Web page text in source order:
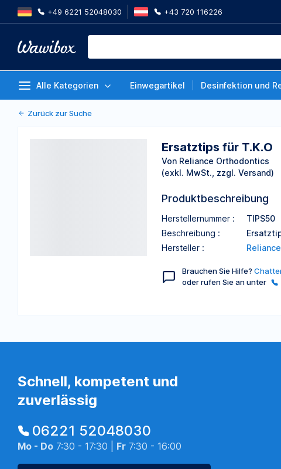
+49 6221 52048030 +43 720 116226
Alle Kategorien Einwegartikel Desinfektion und
Von Reliance Orthodontics
Zurück zur Suche
Ersatztips für T.K.O
Von Reliance Orthodontics
(exkl. MwSt., zzgl. Versand)
Produktbeschreibung
Herstellernummer :
TIPS50
Beschreibung :
Hersteller :
Brauchen Sie Hilfe?
oder rufen Sie an unter
Schnell, kompetent und
zuverlässig
06221 52048030
Mo - Do 7:30 - 17:30 | Fr 7:30 - 16:00